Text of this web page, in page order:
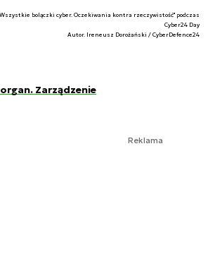
bolączki cyber. Oczekiwania kontra rzeczywistość" podczas
Cyber24 Day
Autor. Ireneusz Dorożański / CyberDefence24
Zarządzenie
Reklama